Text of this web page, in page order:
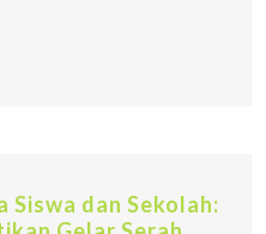
dan Sekolah: